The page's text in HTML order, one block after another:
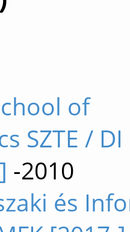
of
SZTE / DI
-2010
és